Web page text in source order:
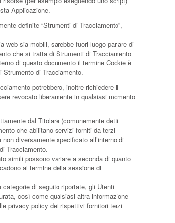
Applicazione.
definite “Strumenti di Tracciamento”,
web sia mobili, sarebbe fuori luogo parlare di
che si tratta di Strumenti di Tracciamento
di questo documento il termine Cookie è
di Tracciamento.
potrebbero, inoltre richiedere il
revocato liberamente in qualsiasi momento
dal Titolare (comunemente detti
che abilitano servizi forniti da terzi
diversamente specificato all’interno di
Tracciamento.
simili possono variare a seconda di quanto
al termine della sessione di
di seguito riportate, gli Utenti
così come qualsiasi altra informazione
privacy policy dei rispettivi fornitori terzi